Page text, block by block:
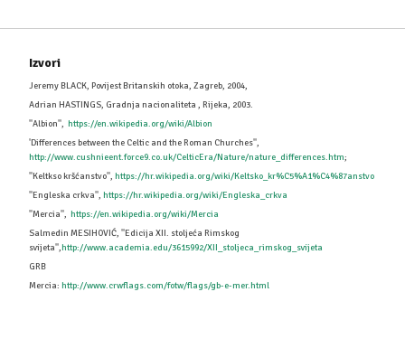
Izvori
Jeremy BLACK, Povijest Britanskih otoka, Zagreb, 2004,
Adrian HASTINGS, Gradnja nacionaliteta , Rijeka, 2003.
''Albion'', https://en.wikipedia.org/wiki/Albion
'Differences between the Celtic and the Roman Churches'',
http://www.cushnieent.force9.co.uk/CelticEra/Nature/nature_differences.htm;
''Keltkso kršćanstvo'', https://hr.wikipedia.org/wiki/Keltsko_kr%C5%A1%C4%87anstvo
''Engleska crkva'', https://hr.wikipedia.org/wiki/Engleska_crkva
''Mercia'', https://en.wikipedia.org/wiki/Mercia
Salmedin MESIHOVIĆ, ''Edicija XII. stoljeća Rimskog
svijeta'',http://www.academia.edu/3615992/XII_stoljeca_rimskog_svijeta
GRB
Mercia: http://www.crwflags.com/fotw/flags/gb-e-mer.html